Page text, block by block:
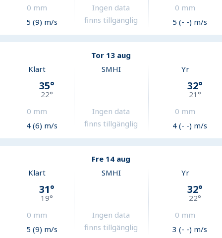
0 mm
5 (9) m/s
Ingen data
finns tillgänglig
0 mm
5 (- -) m/s
Tor 13 aug
Klart
35°
22°
0 mm
4 (6) m/s
SMHI
Ingen data
finns tillgänglig
Yr
32°
21°
0 mm
4 (- -) m/s
Fre 14 aug
Klart
31°
19°
0 mm
5 (9) m/s
SMHI
Ingen data
finns tillgänglig
Yr
32°
22°
0 mm
3 (- -) m/s